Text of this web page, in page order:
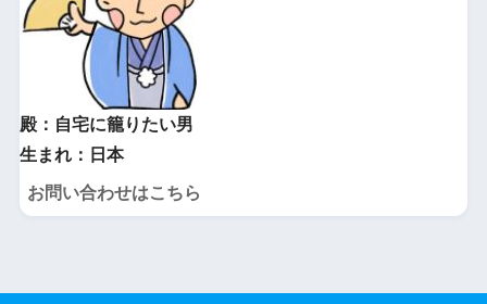
殿：自宅に籠りたい男
生まれ：日本
お問い合わせはこちら